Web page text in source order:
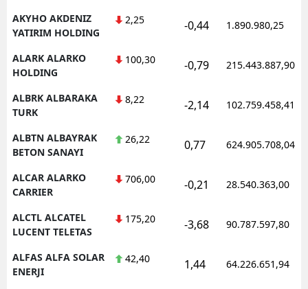
Tokat
Şanlıurfa
Uşak
Zonguldak
AKYHO AKDENIZ
YATIRIM HOLDING
2,25 -0,44 1.890.980,25
ALARK ALARKO
HOLDING
100,30 -0,79 215.443.887,90
ALBRK ALBARAKA
TURK
8,22 -2,14 102.759.458,41
ALBTN ALBAYRAK
BETON SANAYI
26,22 0,77 624.905.708,04
ALCAR ALARKO
CARRIER
706,00 -0,21 28.540.363,00
ALCTL ALCATEL
LUCENT TELETAS
175,20 -3,68 90.787.597,80
ALFAS ALFA SOLAR
ENERJI
42,40 1,44 64.226.651,94